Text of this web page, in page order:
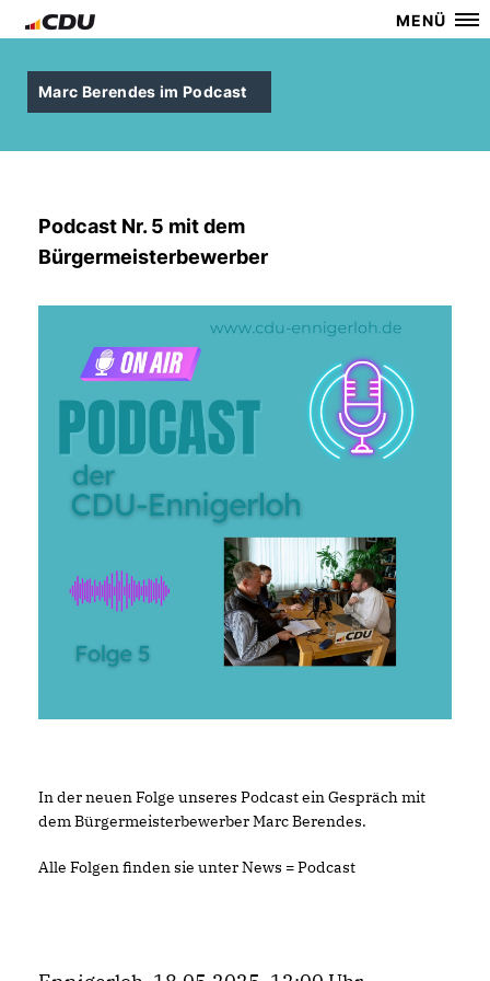
MENÜ
Marc Berendes im Podcast
Podcast Nr. 5 mit dem
Bürgermeisterbewerber
In der neuen Folge unseres Podcast ein Gespräch mit
dem Bürgermeisterbewerber Marc Berendes.
Alle Folgen finden sie unter News = Podcast